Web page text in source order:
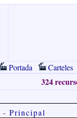
Portada Carteles
324
- Principal